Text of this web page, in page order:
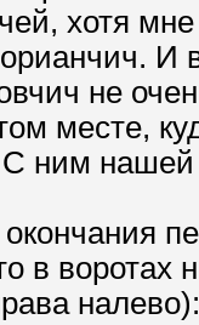
хотя
И
не
месте,
ним нашей
в воротах